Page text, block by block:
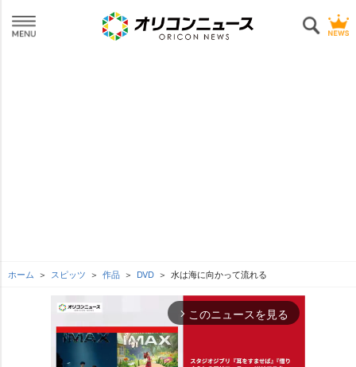
ホーム スピッツ 作品 DVD 水は海に向かって流れる
arrow_forward_ios このニュースを見る